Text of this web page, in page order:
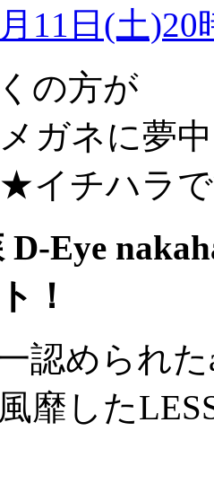
11日(土)20
の方が
ガネに夢
イチハラ
D-Eye
！
認められ
靡した